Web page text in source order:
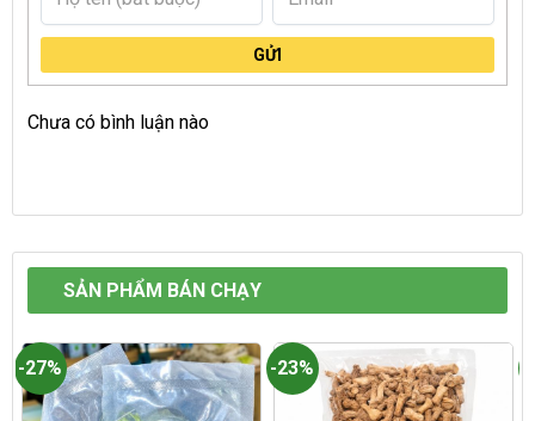
GỬI
Chưa có bình luận nào
SẢN PHẨM BÁN CHẠY
-27% -23%